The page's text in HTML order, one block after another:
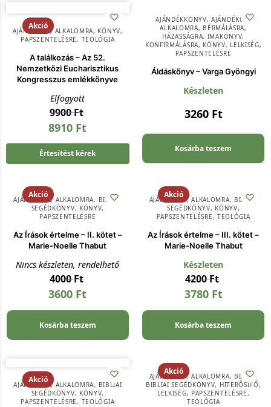
Akció
AJÁNDÉKOK,ALKALOMRA, KÖNYV,
PAPSZENTELÉSRE, TEOLÓGIA
A találkozás – Az 52.
Nemzetközi Eucharisztikus
Kongresszus emlékkönyve
Elfogyott
9900Ft
8910 Ft
Értesítést kérek
AJÁNDÉKKÖNYV,AJÁNDÉKOK,
ALKALOMRA, BÉRMÁLÁSRA,
HÁZASSÁGRA, IMAKÖNYV,
KONFIRMÁLÁSRA, KÖNYV, LELKISÉG,
PAPSZENTELÉSRE
Áldáskönyv – Varga Gyöngyi
Készleten
3260 Ft
Kosárba teszem
Akció
AJÁNDÉKOK, ALKALOMRA, BIBLIAI
SEGÉDKÖNYV, KÖNYV,
PAPSZENTELÉSRE
Az Írások értelme – II. kötet –
Marie-Noelle Thabut
Nincs készleten, rendelhető
4000Ft
3600 Ft
Kosárba teszem
Akció
AJÁNDÉKOK,ALKALOMRA, BIBLIAI
SEGÉDKÖNYV, KÖNYV,
PAPSZENTELÉSRE, TEOLÓGIA
Az Írások értelme – III. kötet –
Marie-Noelle Thabut
Készleten
4200Ft
3780 Ft
Kosárba teszem
Akció
AJÁNDÉKOK, ALKALOMRA, BIBLIAI
SEGÉDKÖNYV, KÖNYV,
PAPSZENTELÉSRE, TEOLÓGIA
Akció
AJÁNDÉKOK,ALKALOMRA, BIBLIA
BIBLIAI SEGÉDKÖNYV, HITERŐSÍTŐ,
LELKISÉG, PAPSZENTELÉSRE,
TEOLÓGIA